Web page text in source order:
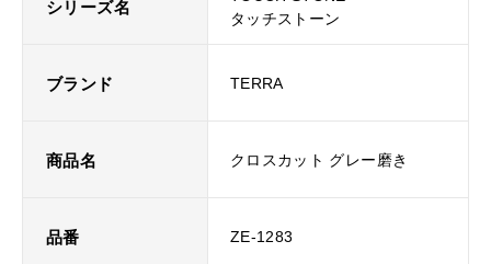
シリーズ名
タッチストーン
ブランド TERRA
商品名 クロスカット グレー磨き
品番 ZE-1283